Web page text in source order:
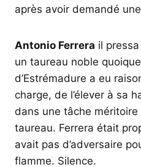
après avoir demandé
Antonio Ferrera il
un taureau noble
d’Estrémadure a eu
charge, de l’élever à sa
dans une tâche
taureau. Ferrera était
avait pas d’adversaire
flamme. Silence.